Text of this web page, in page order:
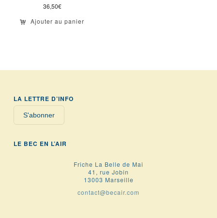
36,50€
Ajouter au panier
LA LETTRE D’INFO
S'abonner
LE BEC EN L’AIR
Friche La Belle de Mai
41, rue Jobin
13003 Marseille
contact@becair.com